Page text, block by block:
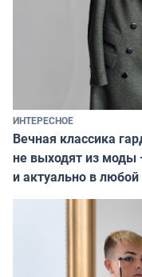
ИНТЕРЕСНОЕ
Вечная классика
не выходят из моды
и актуально в любой